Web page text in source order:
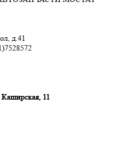
д.41
Каширская, 11